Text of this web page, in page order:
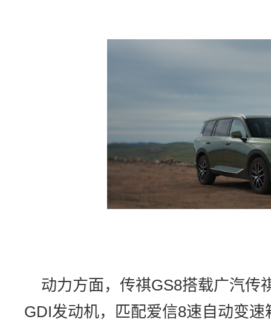
动力方面，传祺GS8搭载广汽传
GDI发动机，匹配爱信8速自动变